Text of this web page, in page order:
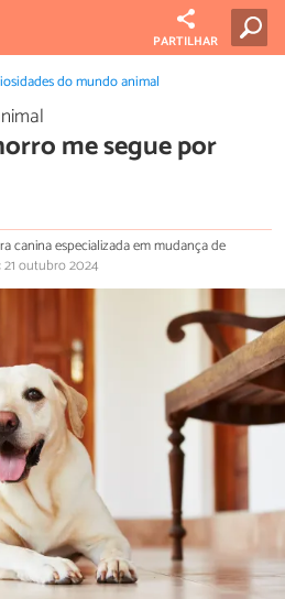
PARTILHAR
do mundo animal
me segue por
canina especializada em mudança de
outubro 2024